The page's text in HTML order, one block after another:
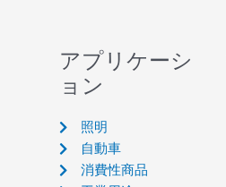
アプリケーシ
ョン
照明
自動車
消費性商品